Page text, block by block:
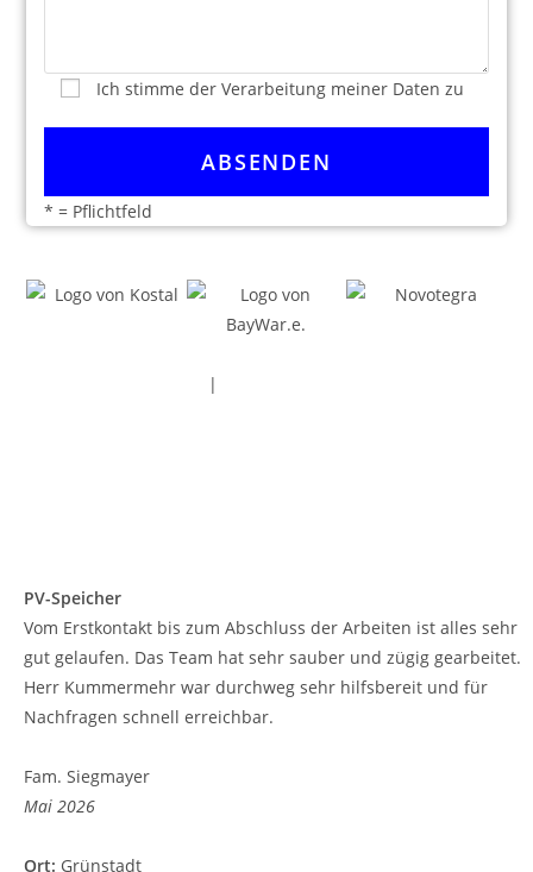
Ich stimme der Verarbeitung meiner Daten zu
* = Pflichtfeld
|
PV-Speicher
Vom Erstkontakt bis zum Abschluss der Arbeiten ist alles sehr
gut gelaufen. Das Team hat sehr sauber und zügig gearbeitet.
Herr Kummermehr war durchweg sehr hilfsbereit und für
Nachfragen schnell erreichbar.
Fam. Siegmayer
Mai 2026
Ort: Grünstadt